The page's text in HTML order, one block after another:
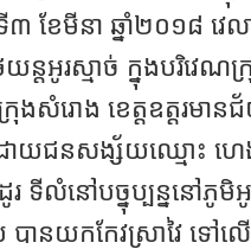
៣ ខែមីនា ឆ្នាំ២០១៨
រ​ស្មាច់​ ក្នុង​បរិវេណ​ក្
ក្រុង​សំរោង​ ខេត្តឧត្តរម
ោយ​ជនសង្ស័យ​ឈ្មោះ​ ហេ
ទីលំនៅ​ប​ច្នុ​ប្បន្ន​នៅ​ភូមិ​អូ
បាន​យក​កែវ​ស្រា​វៃ​ ទ